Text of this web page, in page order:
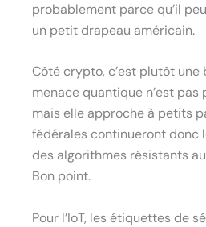
probablement parce qu’il
un petit drapeau américain.
Côté crypto, c’est plutôt une
menace quantique n’est pas
mais elle approche à petits
fédérales continueront donc
des algorithmes résistants
Bon point.
Pour l’IoT, les étiquettes de